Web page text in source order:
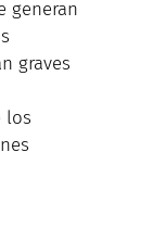
generan
graves
los